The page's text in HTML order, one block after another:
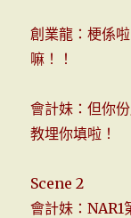
創業龍：梗係
嘛！！
會計妹：但你
教埋你填啦！
Scene 2
會計妹：NAR1